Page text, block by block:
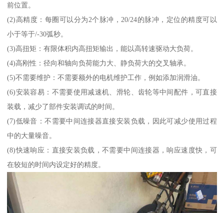
前位置。
(2)高精度：每圈可以分为2个脉冲，20/24的脉冲，定位的精度可以
小于等于/-30弧秒。
(3)高扭矩：有限体积内高扭矩输出，能以高转速驱动大负荷。
(4)高刚性：径向和轴向负荷能力大、静负荷大的交叉轴承。
(5)不需要维护：不需要额外的电机维护工作，例如添加润滑油。
(6)安装容易：不需要使用减速机、滑轮、齿轮等中间配件，可直接
装载，减少了部件安装调试的时间。
(7)低噪音：不需要中间连接器直接安装负载，因此可减少使用过程
中的大量噪音。
(8)快速响应：直接安装负载，不需要中间连接器，响应速度快，可
在较短的时间内设定好的精度。